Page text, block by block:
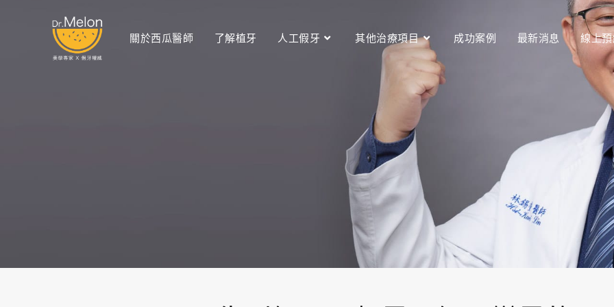
關於西瓜醫師 了解植牙 人工假牙 其他治療項目 成功案例 最新消息 線上